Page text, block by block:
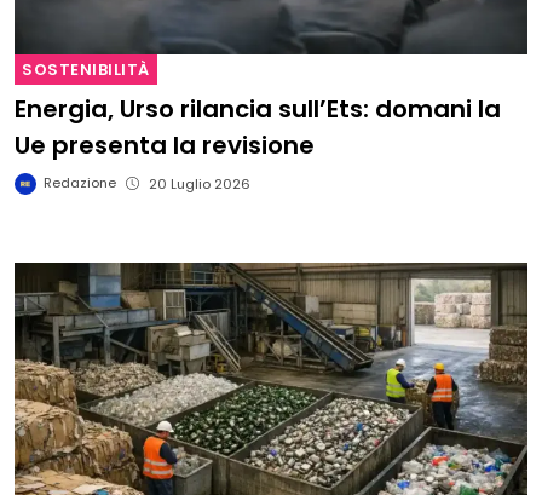
SOSTENIBILITÀ
Energia, Urso rilancia sull’Ets: domani la
Ue presenta la revisione
Redazione 20 Luglio 2026